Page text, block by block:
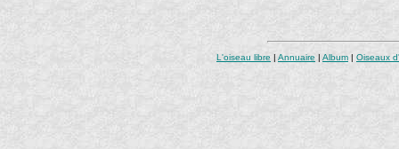
L'oiseau libre | Annuaire | Album | Oiseaux